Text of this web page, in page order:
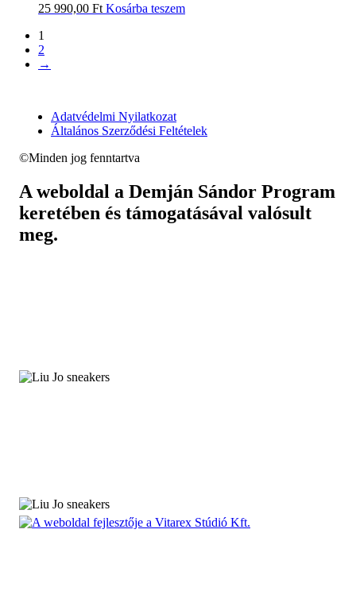
25 990,00 Ft Kosárba teszem
1
2
→
Adatvédelmi Nyilatkozat
Általános Szerződési Feltételek
©Minden jog fenntartva
A weboldal a Demján Sándor Program
keretében és támogatásával valósult
meg.